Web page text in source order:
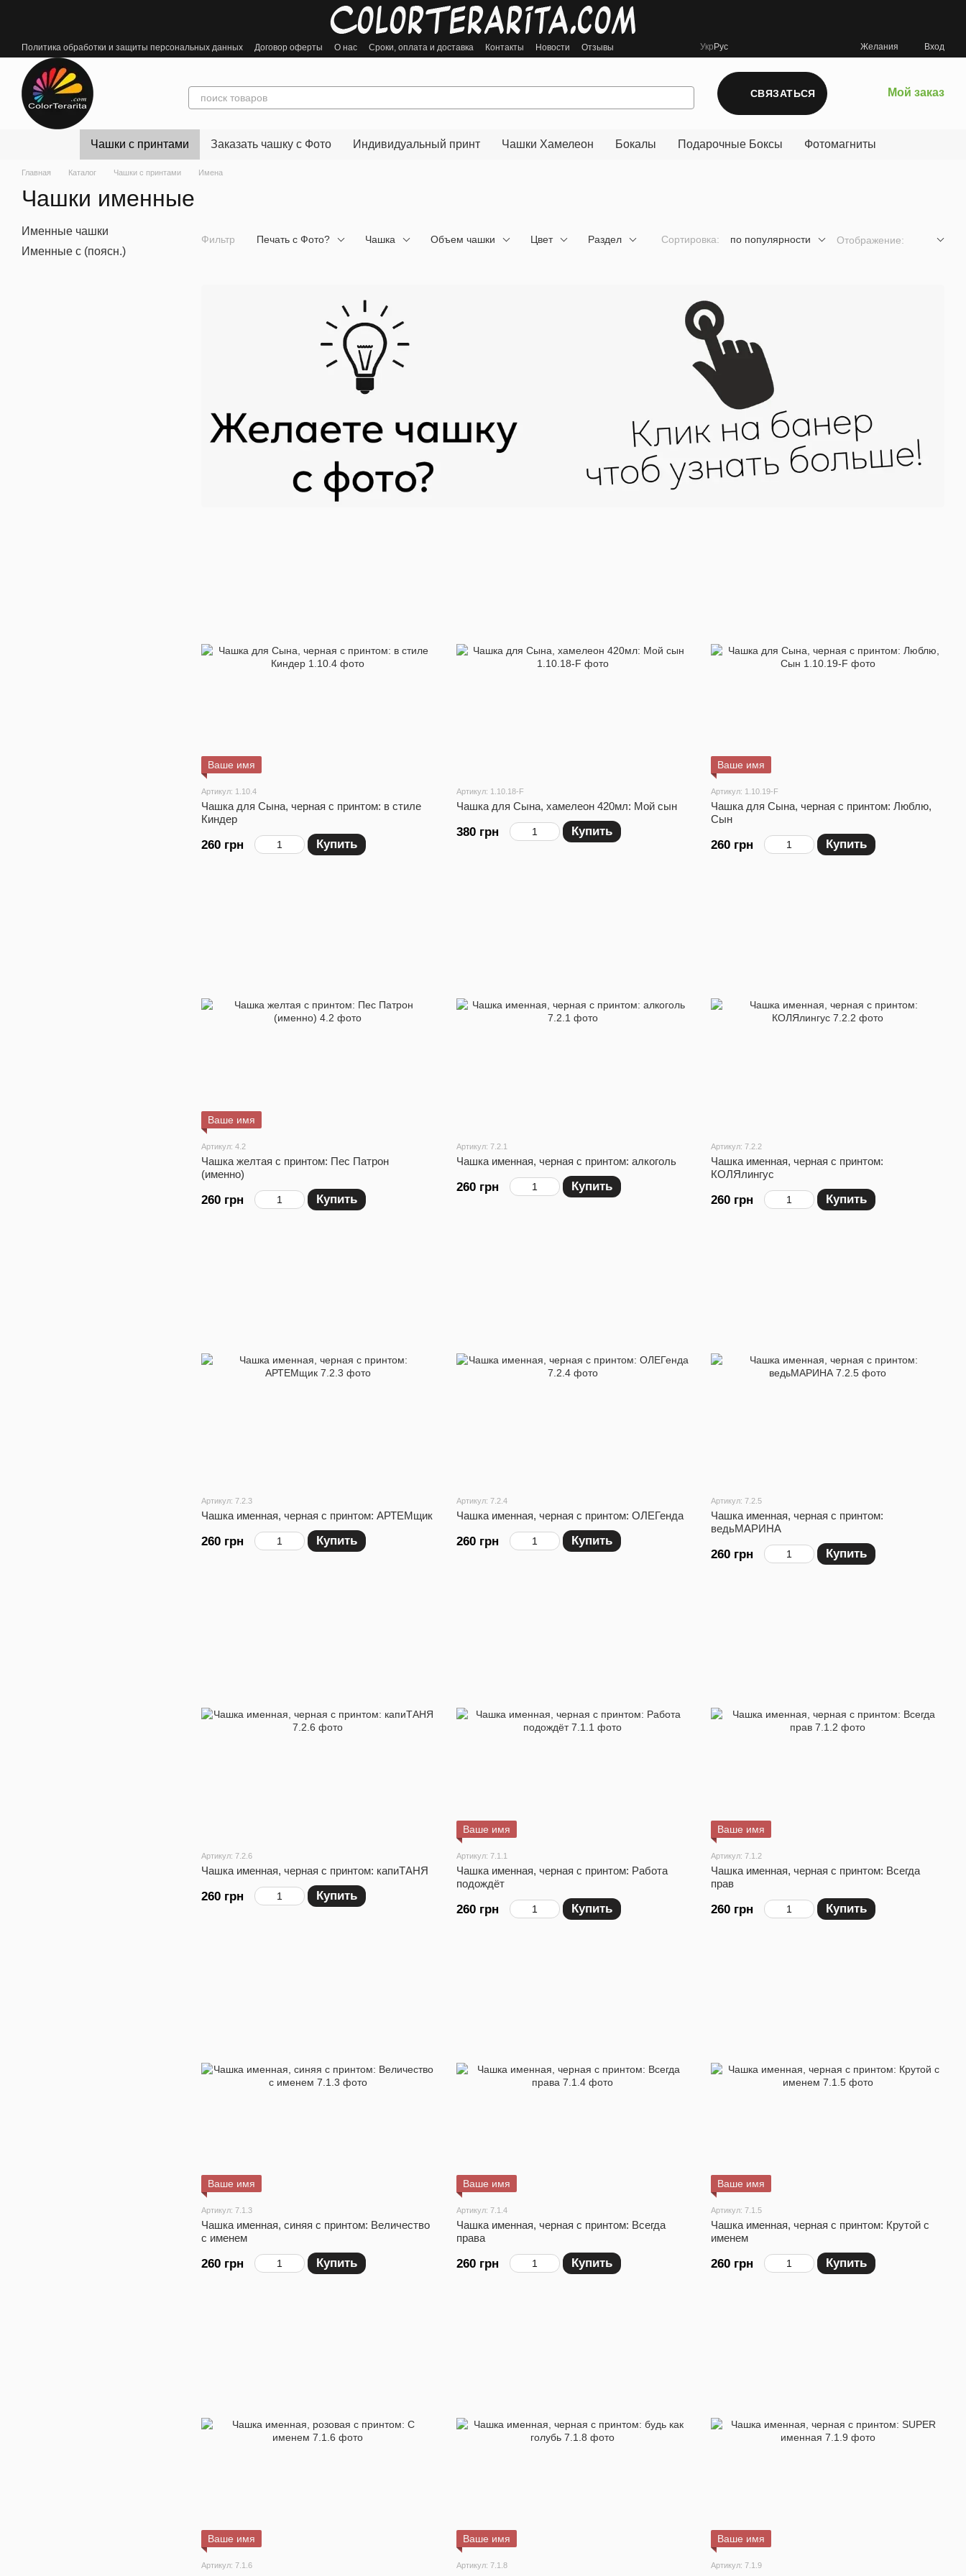
Политика обработки и защиты персональных данных Договор оферты О нас Сроки, оплата и доставка Контакты Новости Отзывы Укр Рус Желания Вход
СВЯЗАТЬСЯ Мой заказ
Чашки с принтами Заказать чашку с Фото Индивидуальный принт Чашки Хамелеон Бокалы Подарочные Боксы Фотомагниты
Главная Каталог Чашки с принтами Имена
Чашки именные
Фильтр Печать с Фото? Чашка Объем чашки Цвет Раздел Сортировка: по популярности Отображение:
Ваше имя
Артикул: 1.10.4
Чашка для Сына, черная с принтом: в стиле
Киндер
260 грн Купить
Артикул: 1.10.18-F
Чашка для Сына, хамелеон 420мл: Мой сын
380 грн Купить
Ваше имя
Артикул: 1.10.19-F
Чашка для Сына, черная с принтом: Люблю,
Сын
260 грн Купить
Ваше имя
Артикул: 4.2
Чашка желтая с принтом: Пес Патрон
(именно)
260 грн Купить
Артикул: 7.2.1
Чашка именная, черная с принтом: алкоголь
260 грн Купить
Артикул: 7.2.2
Чашка именная, черная с принтом:
КОЛЯлингус
260 грн Купить
Артикул: 7.2.3
Чашка именная, черная с принтом: АРТЕМщик
260 грн Купить
Артикул: 7.2.4
Чашка именная, черная с принтом: ОЛЕГенда
260 грн Купить
Артикул: 7.2.5
Чашка именная, черная с принтом:
ведьМАРИНА
260 грн Купить
Артикул: 7.2.6
Чашка именная, черная с принтом: капиТАНЯ
260 грн Купить
Ваше имя
Артикул: 7.1.1
Чашка именная, черная с принтом: Работа
подождёт
260 грн Купить
Ваше имя
Артикул: 7.1.2
Чашка именная, черная с принтом: Всегда
прав
260 грн Купить
Ваше имя
Артикул: 7.1.3
Чашка именная, синяя с принтом: Величество
с именем
260 грн Купить
Ваше имя
Артикул: 7.1.4
Чашка именная, черная с принтом: Всегда
права
260 грн Купить
Ваше имя
Артикул: 7.1.5
Чашка именная, черная с принтом: Крутой с
именем
260 грн Купить
Ваше имя
Артикул: 7.1.6
Ваше имя
Артикул: 7.1.8
Ваше имя
Артикул: 7.1.9
Именные чашки
Именные с (поясн.)